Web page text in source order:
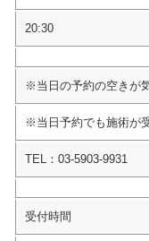
20:30
※当日の予約の空きが
※当日予約でも施術が
TEL：03-5903-9931
受付時間